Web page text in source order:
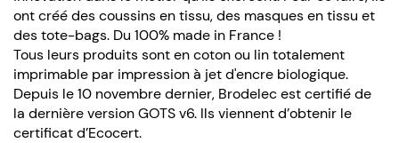
ont créé des coussins en tissu, des masques en tissu et
des tote-bags. Du 100% made in France !
Tous leurs produits sont en coton ou lin totalement
imprimable par impression à jet d'encre biologique.
Depuis le 10 novembre dernier, Brodelec est certifié de
la dernière version GOTS v6. Ils viennent d’obtenir le
certificat d’Ecocert.